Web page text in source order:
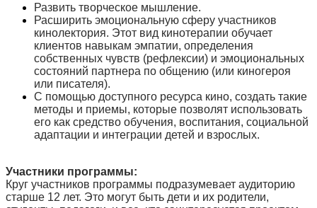
Развить творческое мышление.
Расширить эмоциональную сферу участников
кинолектория. Этот вид кинотерапии обучает
клиентов навыкам эмпатии, определения
собственных чувств (рефлексии) и эмоциональных
состояний партнера по общению (или киногероя
или писателя).
С помощью доступного ресурса кино, создать такие
методы и приемы, которые позволят использовать
его как средство обучения, воспитания, социальной
адаптации и интеграции детей и взрослых.
Участники программы:
Круг участников программы подразумевает аудиторию
старше 12 лет. Это могут быть дети и их родители,